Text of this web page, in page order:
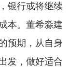
银行或将继续
本。董希淼建
预期，从自身
发，做好适合